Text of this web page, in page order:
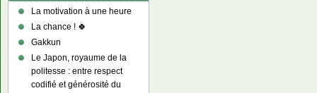
La motivation à une heure
La chance ! 🍀
Gakkun
Le Japon, royaume de la
politesse : entre respect
codifié et générosité du